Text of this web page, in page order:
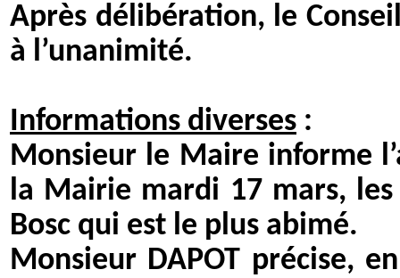
Après délibération, le
à l’unanimité.
Informations diverses :
Monsieur le Maire informe
la Mairie mardi 17 mars,
Bosc qui est le plus abimé.
Monsieur DAPOT précise,